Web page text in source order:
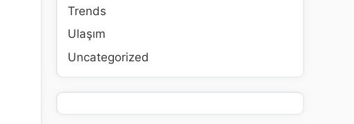
Trends
Ulaşım
Uncategorized